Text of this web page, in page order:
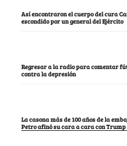
Así encontraron el cuerpo del cura
escondido por un general del Ejército
Regresar a la radio para comentar
contra la depresión
La casona más de 100 años de la
Petro afinó su cara a cara con Trump